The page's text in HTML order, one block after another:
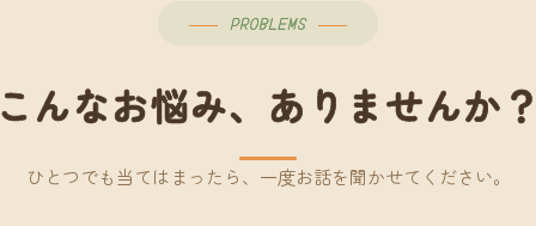
PROBLEMS
んなお悩み、ありませんか
ひとつでも当てはまったら、一度お話を聞かせてください。